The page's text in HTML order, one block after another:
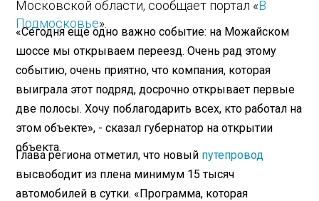
Московской области, сообщает портал «В
Подмосковье».
«Сегодня еще одно важно событие: на Можайском
шоссе мы открываем переезд. Очень рад этому
событию, очень приятно, что компания, которая
выиграла этот подряд, досрочно открывает первые
две полосы. Хочу поблагодарить всех, кто работал на
этом объекте», - сказал губернатор на открытии
объекта.
Глава региона отметил, что новый путепровод
высвободит из плена минимум 15 тысяч
автомобилей в сутки. «Программа, которая